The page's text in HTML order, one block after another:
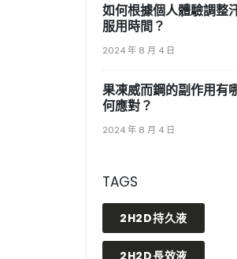
如何根據個人體驗調整
服用時間？
2024 年 8 月 4 日
果凍威而鋼的副作用有
何應對？
2024 年 8 月 4 日
TAGS
2H2D持久液